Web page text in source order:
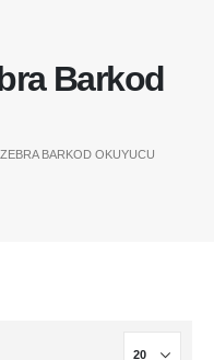
Barkod
ZEBRA BARKOD OKUYUCU